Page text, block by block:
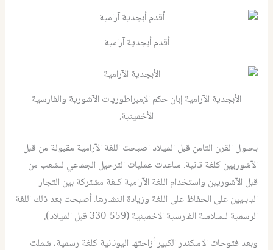
أقدم أبجدية آرامية
الأبجدية الآرامية إبان حكم الإمبراطوريات الآشورية والفارسية
الأخمينية.
بحلول القرن الثامن قبل الميلاد اصبحت اللغة الآرامية مقبولة من قبل
الآشوريين كلغة ثانية. ساعدت عمليات الترحيل الجماعي للشعب من
قبل الآشوريين واستخدام اللغة الآرامية كلغة مشتركة بين التجار
البابليين على الحفاظ على اللغة وزيادة انتشارها. أصبحت بعد ذلك اللغة
الرسمية للسلاسة الفارسية الاخمينية (559-330 قبل الميلاد).
وبعد فتوحات الاسكندر الكبير أزاحتها اليونانية كلغة رسمية، شملت